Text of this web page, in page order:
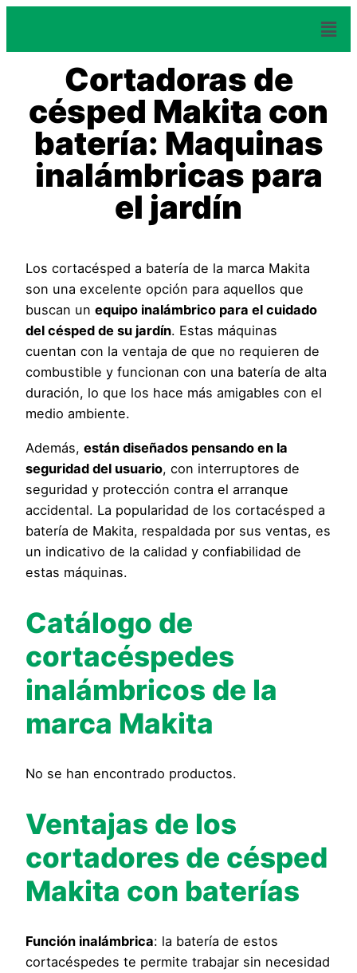
Cortadoras de
césped Makita con
batería: Maquinas
inalámbricas para
el jardín
Los cortacésped a batería de la marca Makita
son una excelente opción para aquellos que
buscan un equipo inalámbrico para el cuidado
del césped de su jardín. Estas máquinas
cuentan con la ventaja de que no requieren de
combustible y funcionan con una batería de alta
duración, lo que los hace más amigables con el
medio ambiente.
Además, están diseñados pensando en la
seguridad del usuario, con interruptores de
seguridad y protección contra el arranque
accidental. La popularidad de los cortacésped a
batería de Makita, respaldada por sus ventas, es
un indicativo de la calidad y confiabilidad de
estas máquinas.
Catálogo de
cortacéspedes
inalámbricos de la
marca Makita
No se han encontrado productos.
Ventajas de los
cortadores de césped
Makita con baterías
Función inalámbrica: la batería de estos
cortacéspedes te permite trabajar sin necesidad